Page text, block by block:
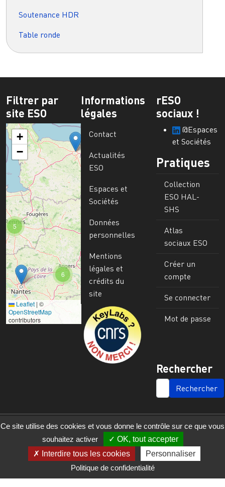
Soutenance HDR
Table ronde
Filtrer par
site ESO
6
5
+
−
Leaflet | ©
OpenStreetMap
contributors
Informations
légales
Contact
Actualités
ESO
Espaces et
Sociétés
Données
personnelles
Mentions
légales et
crédits du
site
Image
rESO
sociaux !
@Espaces
et Sociétés
Pratiques
Collection
ESO HAL-
SHS
Atlas
sociaux ESO
Créer un
compte
Se connecter
Mot de passe
Rechercher
SEARCH
© 2023 - 2025 - UMR 6590 - Espaces et Sociétés
Ce site utilise des cookies et vous donne le contrôle sur ce que vous
souhaitez activer
OK, tout accepter
Interdire tous les cookies
Personnaliser
Politique de confidentialité